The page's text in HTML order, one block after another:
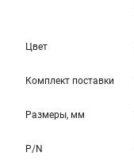
Цвет
Комплект поставки
Размеры, мм
P/N